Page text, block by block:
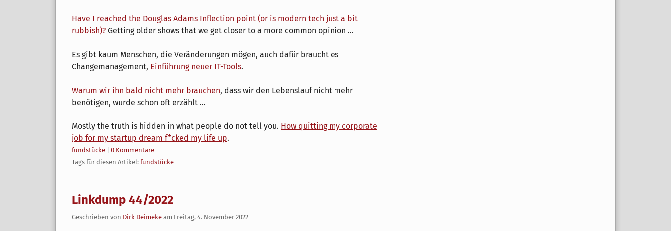
Have I reached the Douglas Adams Inflection point (or is modern tech just a bit
rubbish)? Getting older shows that we get closer to a more common opinion ...
Es gibt kaum Menschen, die Veränderungen mögen, auch dafür braucht es
Changemanagement, Einführung neuer IT-Tools.
Warum wir ihn bald nicht mehr brauchen, dass wir den Lebenslauf nicht mehr
benötigen, wurde schon oft erzählt ...
Mostly the truth is hidden in what people do not tell you. How quitting my corporate
job for my startup dream f*cked my life up.
Kategorien:
fundstücke
0 Kommentare
Tags für diesen Artikel: fundstücke
Linkdump 44/2022
Geschrieben von Dirk Deimeke am Freitag, 4. November 2022